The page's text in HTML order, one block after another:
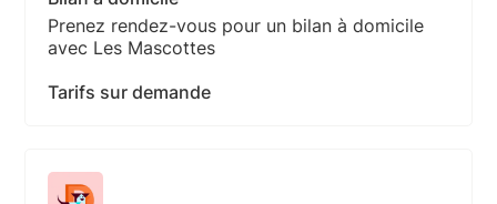
Prenez rendez-vous pour un bilan à domicile
avec Les Mascottes
Tarifs sur demande